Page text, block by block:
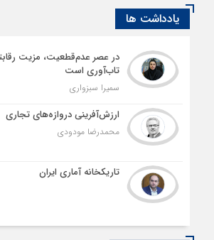
یادداشت ها
در عصر عدم‌قطعیت، مزیت
تاب‌آوری است
سمیرا سبزواری
ارزش‌آفرینی دروازه‌های تجاری
محمدرضا مودودی
تاریکخانه آماری ایران